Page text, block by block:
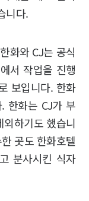
니다.
화와 CJ는 공식
서 작업을 진행
보입니다. 한화
한화는 CJ가 부
하기도 했습니
곳도 한화호텔
분사시킨 식자